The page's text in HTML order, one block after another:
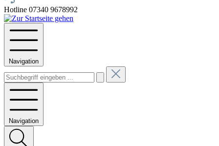
Hotline 07340 9678992
Navigation
Navigation